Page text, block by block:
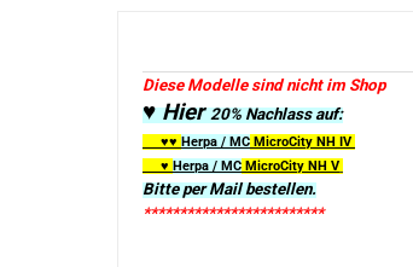
Diese Modelle sind nicht im Shop
♥ Hier20% Nachlass auf:
♥♥ Herpa / MC MicroCity NH IV
♥ Herpa / MC MicroCity NH V
Bitte per Mail bestellen.
*************************